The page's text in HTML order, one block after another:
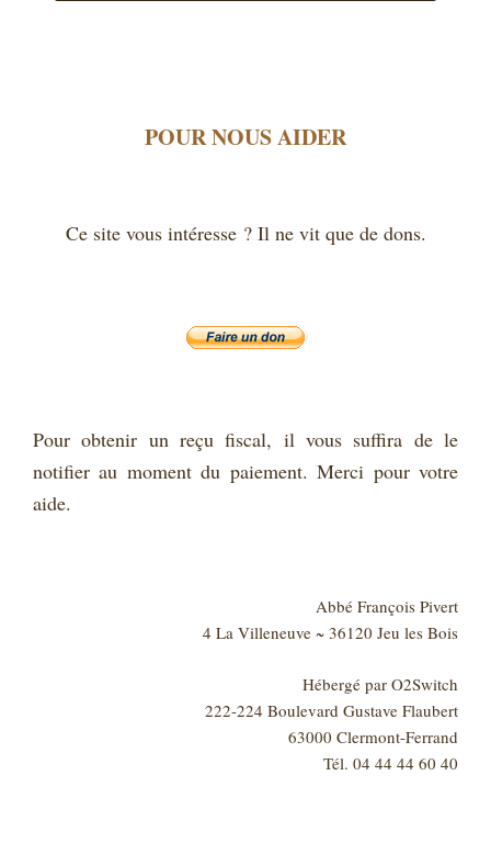
POUR NOUS AIDER
Ce site vous intéresse ? Il ne vit que de dons.
Pour obtenir un reçu fiscal, il vous suffira de le
notifier au moment du paiement. Merci pour votre
aide.
Abbé François Pivert
4 La Villeneuve ~ 36120 Jeu les Bois
Hébergé par O2Switch
222-224 Boulevard Gustave Flaubert
63000 Clermont-Ferrand
Tél. 04 44 44 60 40